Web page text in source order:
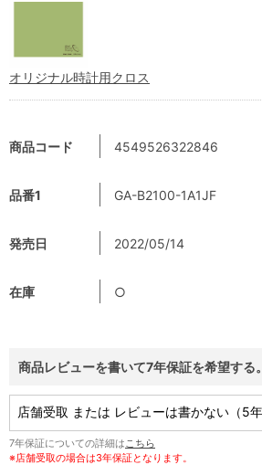
商品コード 4549526322846
品番1 GA-B2100-1A1JF
発売日 2022/05/14
在庫 ○
商品レビューを書いて7年保証を希望する。
7年保証についての詳細は こちら
※店舗受取の場合は3年保証となります。
オリジナル時計用クロス